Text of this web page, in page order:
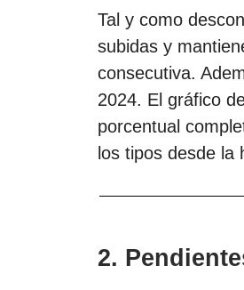
Tal y como
subidas y
consecutiva.
2024. El gráfico
porcentual
los tipos desde la
2.